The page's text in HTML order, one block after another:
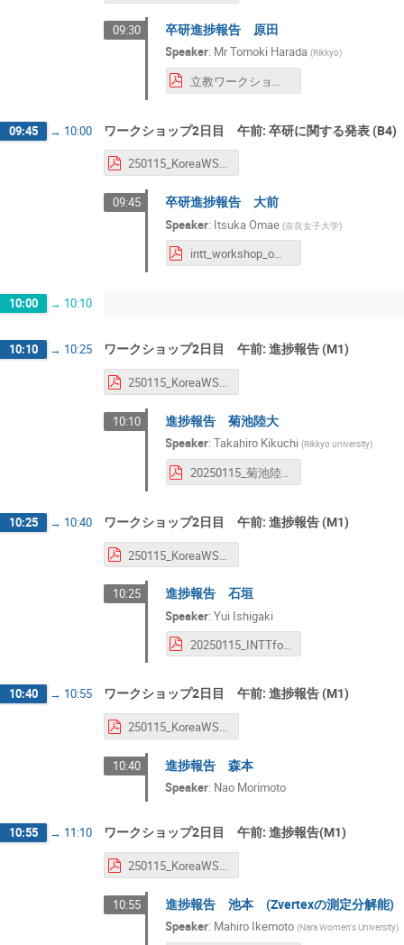
09:30 卒研進捗報告 原田
Speaker: MrTomoki Harada (Rikkyo)
立教ワークショップ＿原田.pdf
09:45 → 10:00 ワークショップ2日目 午前: 卒研に関する発表 (B4)
250115_KoreaWSFollowup_Enokizono.pdf
09:45 卒研進捗報告 大前
Speaker: Itsuka Omae (奈良女子大学)
intt_workshop_omae.pdf
10:00 → 10:10
10:10 → 10:25 ワークショップ2日目 午前: 進捗報告 (M1)
250115_KoreaWSFollowup_Enokizono.pdf
10:10 進捗報告 菊池陸大
Speaker:Takahiro Kikuchi (Rikkyo university)
20250115_菊池陸大_INTTフォローワークショップ_進捗.pdf
10:25 → 10:40 ワークショップ2日目 午前: 進捗報告 (M1)
250115_KoreaWSFollowup_Enokizono.pdf
10:25 進捗報告 石垣
Speaker:Yui Ishigaki
20250115_INTTfollowup_workshop_ishigaki.pdf
10:40 → 10:55 ワークショップ2日目 午前: 進捗報告 (M1)
250115_KoreaWSFollowup_Enokizono.pdf
10:40 進捗報告 森本
Speaker: Nao Morimoto
10:55 → 11:10 ワークショップ2日目 午前: 進捗報告(M1)
250115_KoreaWSFollowup_Enokizono.pdf
10:55 進捗報告 池本 (Zvertexの測定分解能)
Speaker: Mahiro Ikemoto (Nara Women's University)